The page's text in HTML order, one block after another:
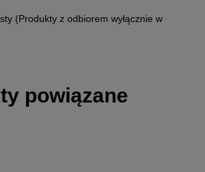
(Produkty z odbiorem wyłącznie w
powiązane